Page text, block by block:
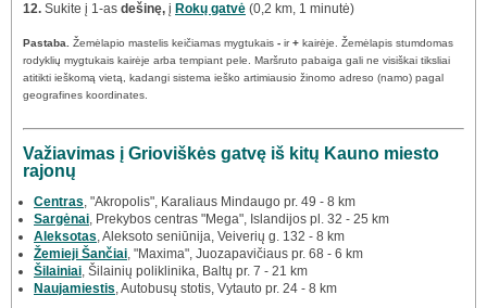
12. Sukite į 1-as dešinę, į Rokų gatvė (0,2 km, 1 minutė)
Pastaba. Žemėlapio mastelis keičiamas mygtukais - ir+ kairėje. Žemėlapis stumdomas
rodyklių mygtukais kairėje arba tempiant pele. Maršruto pabaiga gali ne visiškai tiksliai
atitikti ieškomą vietą, kadangi sistema ieško artimiausio žinomo adreso (namo) pagal
geografines koordinates.
Važiavimas į Grioviškės gatvę iš kitų Kauno miesto
rajonų
Centras , "Akropolis", Karaliaus Mindaugo pr. 49 - 8 km
Sargėnai , Prekybos centras "Mega", Islandijos pl. 32 - 25 km
Aleksotas , Aleksoto seniūnija, Veiverių g. 132 - 8 km
Žemieji Šančiai , "Maxima", Juozapavičiaus pr. 68 - 6 km
Šilainiai , Šilainių poliklinika, Baltų pr. 7 - 21 km
Naujamiestis , Autobusų stotis, Vytauto pr. 24 - 8 km